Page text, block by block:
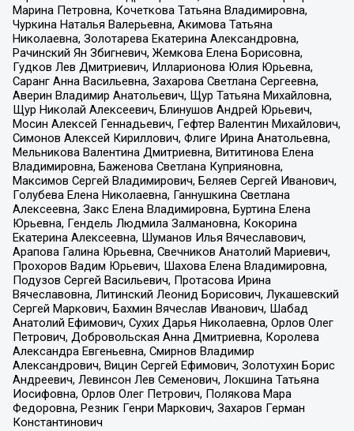
Марина Петровна, Кочеткова Татьяна Владимировна,
Чуркина Наталья Валерьевна, Акимова Татьяна
Николаевна, Золотарева Екатерина Александровна,
Рачинский Ян Збигневич, Жемкова Елена Борисовна,
Гудков Лев Дмитриевич, Илларионова Юлия Юрьевна,
Саранг Анна Васильевна, Захарова Светлана Сергеевна,
Аверин Владимир Анатольевич, Щур Татьяна Михайловна,
Щур Николай Алексеевич, Блинушов Андрей Юрьевич,
Мосин Алексей Геннадьевич, Гефтер Валентин Михайлович,
Симонов Алексей Кириллович, Флиге Ирина Анатольевна,
Мельникова Валентина Дмитриевна, Вититинова Елена
Владимировна, Баженова Светлана Куприяновна,
Максимов Сергей Владимирович, Беляев Сергей Иванович,
Голубева Елена Николаевна, Ганнушкина Светлана
Алексеевна, Закс Елена Владимировна, Буртина Елена
Юрьевна, Гендель Людмила Залмановна, Кокорина
Екатерина Алексеевна, Шуманов Илья Вячеславович,
Арапова Галина Юрьевна, Свечников Анатолий Мариевич,
Прохоров Вадим Юрьевич, Шахова Елена Владимировна,
Подузов Сергей Васильевич, Протасова Ирина
Вячеславовна, Литинский Леонид Борисович, Лукашевский
Сергей Маркович, Бахмин Вячеслав Иванович, Шабад
Анатолий Ефимович, Сухих Дарья Николаевна, Орлов Олег
Петрович, Добровольская Анна Дмитриевна, Королева
Александра Евгеньевна, Смирнов Владимир
Александрович, Вицин Сергей Ефимович, Золотухин Борис
Андреевич, Левинсон Лев Семенович, Локшина Татьяна
Иосифовна, Орлов Олег Петрович, Полякова Мара
Федоровна, Резник Генри Маркович, Захаров Герман
Константинович